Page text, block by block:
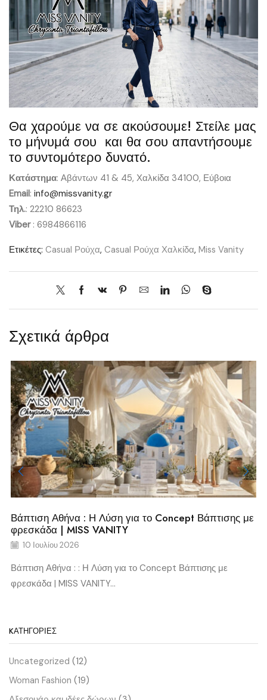
Θα χαρούμε να σε ακούσουμε! Στείλε μας
το μήνυμά σου και θα σου απαντήσουμε
το συντομότερο δυνατό.
Κατάστημα: Αβάντων 41 & 45, Χαλκίδα 34100, Εύβοια
Email: info@missvanity.gr
Τηλ.: 22210 86623
Viber : 6984866116
Ετικέτες: Casual Ρούχα, Casual Ρούχα Χαλκίδα, Miss Vanity
Σχετικά άρθρα
Βάπτιση Αθήνα : Η Λύση για το Concept Βάπτισης με
φρεσκάδα | MISS VANITY
10 Ιουλίου 2026
Βάπτιση Αθήνα : : Η Λύση για το Concept Βάπτισης με
φρεσκάδα | MISS VANITY...
KΑΤΗΓΟΡΊΕΣ
Uncategorized (12)
Woman Fashion (19)